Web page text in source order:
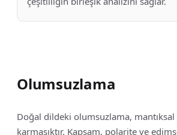
Olumsuzlama
Doğal dildeki olumsuzlama, mantıksal
karmaşıktır. Kapsam, polarite ve